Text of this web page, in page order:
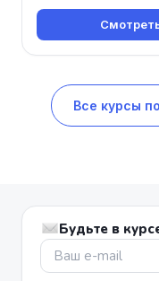
Все курсы
Будьте в